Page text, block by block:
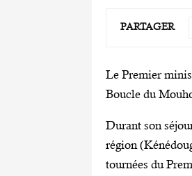
PARTAGER
Le Premier
Boucle du
Durant son
région
tournées du